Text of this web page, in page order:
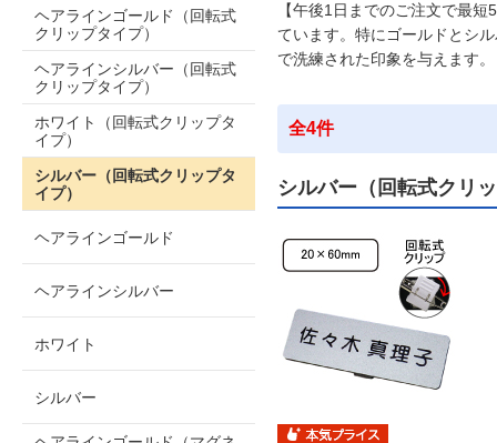
【午後1日までのご注文で最
ています。特にゴールドとシ
で洗練された印象を与えます。
全4件
シルバー（回転式クリ
ヘアラインゴールド（回転式
クリップタイプ）
ヘアラインシルバー（回転式
クリップタイプ）
ホワイト（回転式クリップタ
イプ）
シルバー（回転式クリップタ
イプ）
ヘアラインゴールド
ヘアラインシルバー
ホワイト
シルバー